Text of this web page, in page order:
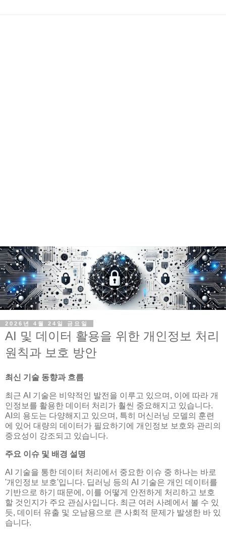
2026년 4월 24일 금요일
AI 및 데이터 활용을 위한 개인정보 처리
원칙과 보호 방안
최신 기술 동향과 흐름
최근 AI 기술은 비약적인 발전을 이루고 있으며, 이에 따라 개
인정보를 활용한 데이터 처리가 훨씬 중요해지고 있습니다.
AI의 용도는 다양해지고 있으며, 특히 머신러닝 모델의 훈련
에 있어 대량의 데이터가 필요하기에 개인정보 보호와 관리의
중요성이 강조되고 있습니다.
주요 이슈 및 배경 설명
AI 기술을 통한 데이터 처리에서 중요한 이슈 중 하나는 바로
'개인정보 보호'입니다. 딥러닝 등의 AI 기술은 개인 데이터를
기반으로 하기 때문에, 이를 어떻게 안전하게 처리하고 보호
할 것인지가 주요 관심사입니다. 최근 여러 사례에서 볼 수 있
듯, 데이터 유출 및 오남용으로 큰 사회적 문제가 발생한 바 있
습니다.